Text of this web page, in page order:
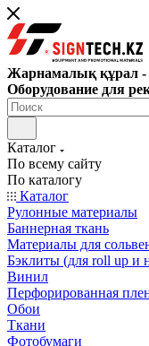
Жарнамалық құрал
Оборудование для
Каталог
По всему сайту
По каталогу
Каталог
Рулонные материалы
Баннерная ткань
Материалы для
Бэклиты (для roll up и
Винил
Перфорированная
Обои
Ткани
Фотобумаги